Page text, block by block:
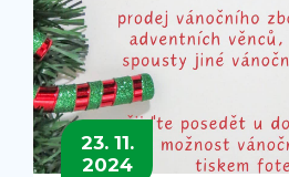
23. 11.
2024